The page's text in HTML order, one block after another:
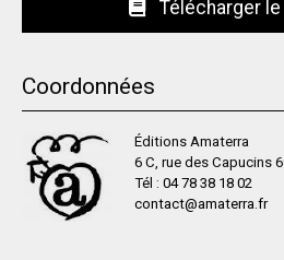
Télécharger
Coordonnées
Éditions Amaterra
6 C, rue des Capucins
Tél : 04 78 38 18 02
contact@amaterra.fr